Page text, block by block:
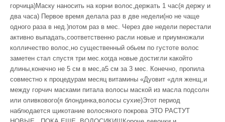
горчица)Маску наносить на корни волос,держать 1 час(я держу и
два часа) Первое время делала раз в две недели(но не чаще
одного раза в нед.)потом раз в мес. Через две недели перестали
активно выпадать,соответственно расли новые и приумножали
колличество волос,но существенный обьем по густоте волос
заметен стал спустя три мес.когда новые достигли какойто
длины,конечно не 5 см в мес,а5 см за 3 мес. Конечно, пропила
совместно к процедурам месяц витамины «Дуовит «для женщ,и
между горчич масками питала волосы маской из масла подсолн
или оливкового(я блондинка,волосы сухие)Этот период
наблюдается щикотание волосяного покрова ЭТО РАСТУТ